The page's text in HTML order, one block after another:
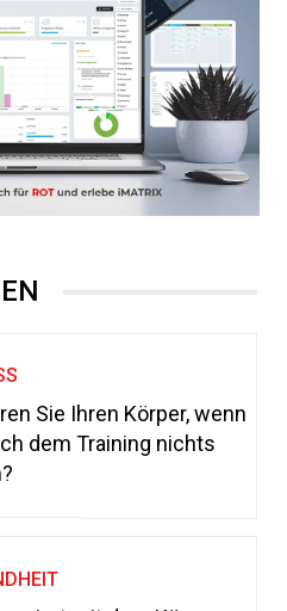
Sie Ihren Körper, wenn
dem Training nichts